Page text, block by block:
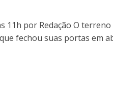
11h por Redação O
fechou suas portas em